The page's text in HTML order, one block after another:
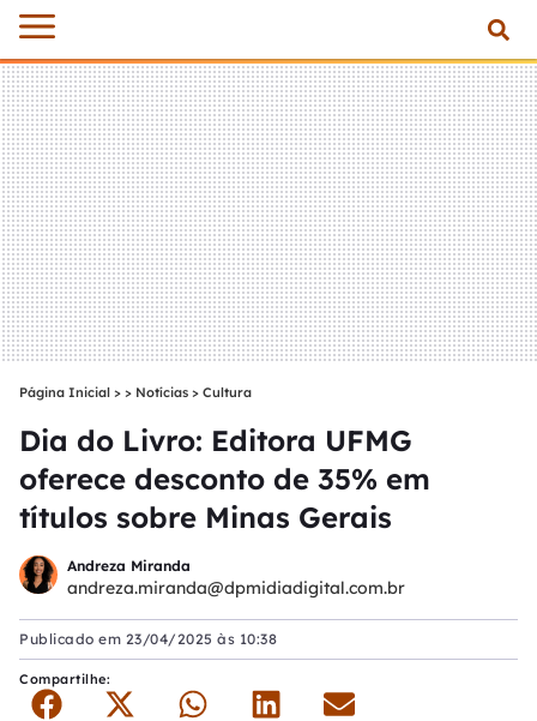
Página Inicial > Notícias > Cultura
Dia do Livro: Editora UFMG
oferece desconto de 35% em
títulos sobre Minas Gerais
Andreza Miranda
andreza.miranda@dpmidiadigital.com.br
Publicado em 23/04/2025 às 10:38
Compartilhe: